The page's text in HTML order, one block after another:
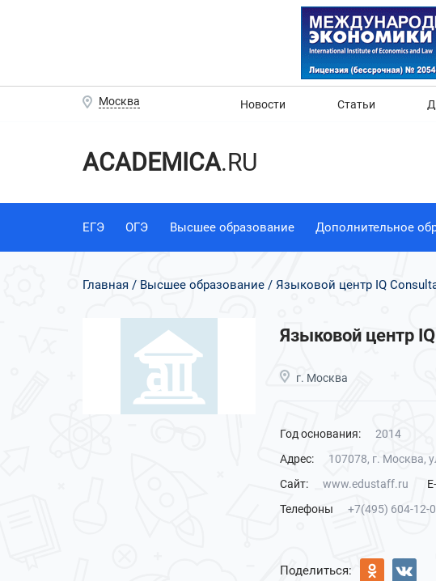
Москва Новости Статьи
ACADEMICA.RU
ЕГЭ ОГЭ Высшее образование Дополнительное
Главная Высшее образование Языковой центр IQ
Языковой центр
г. Москва
Год основания:
2014
Адрес:
107078, г. Москва,
Сайт:
www.edustaff.ru
Телефоны
+7(495) 604-12-
Поделиться: